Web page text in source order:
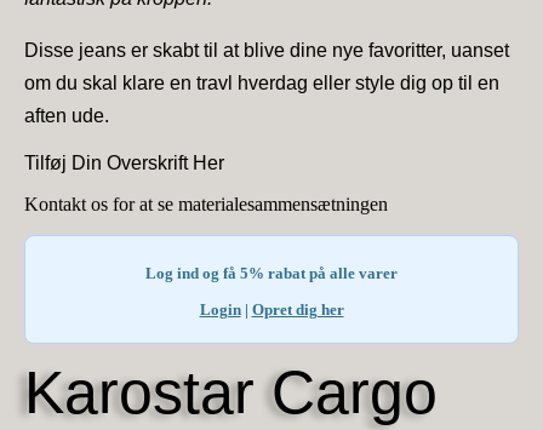
Disse jeans er skabt til at blive dine nye favoritter, uanset
om du skal klare en travl hverdag eller style dig op til en
aften ude.
Tilføj Din Overskrift Her
Kontakt os for at se materialesammensætningen
Log ind og få 5% rabat på alle varer
Login| Opret dig her
Karostar Cargo